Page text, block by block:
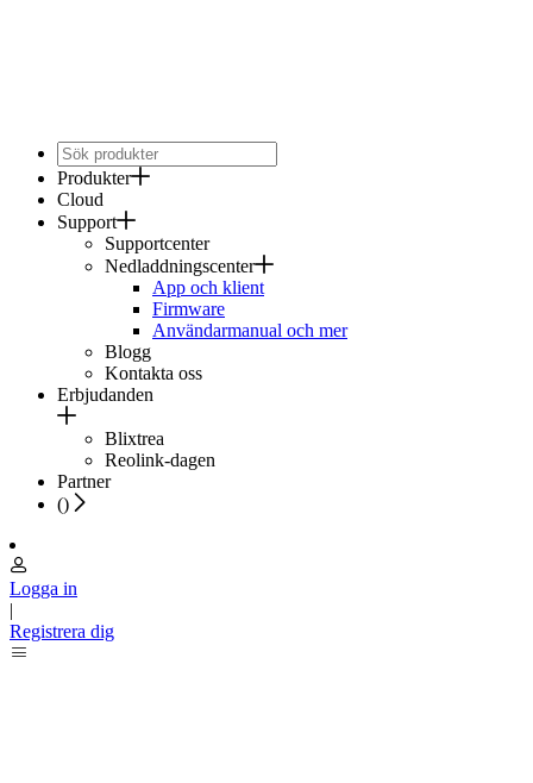
Produkter
Cloud
Support
Supportcenter
Nedladdningscenter
App och klient
Firmware
Användarmanual och mer
Blogg
Kontakta oss
Erbjudanden
Blixtrea
Reolink-dagen
Partner
()
Logga in
|
Registrera dig